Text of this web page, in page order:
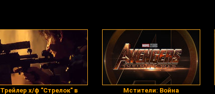
Трейлер х/ф "Стрелок" в
Мстители: Война